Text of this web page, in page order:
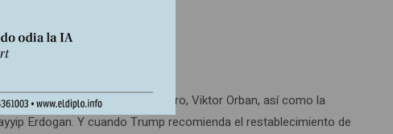
al primer ministro húngaro, Viktor Orban, así como la
Erdogan. Y cuando Trump recomienda el restablecimiento de